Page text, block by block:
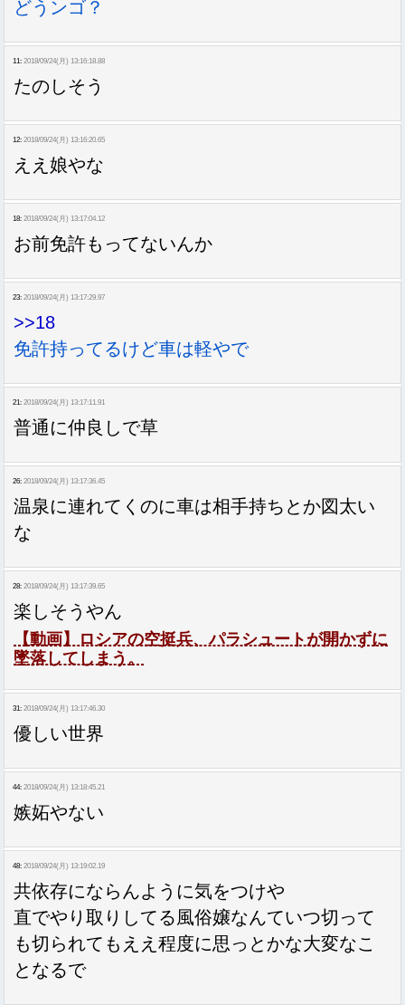
どうンゴ？
11: 2018/09/24(月) 13:16:18.88
たのしそう
12: 2018/09/24(月) 13:16:20.65
ええ娘やな
18: 2018/09/24(月) 13:17:04.12
お前免許もってないんか
23: 2018/09/24(月) 13:17:29.97
>>18
免許持ってるけど車は軽やで
21: 2018/09/24(月) 13:17:11.91
普通に仲良しで草
26: 2018/09/24(月) 13:17:36.45
温泉に連れてくのに車は相手持ちとか図太い
な
28: 2018/09/24(月) 13:17:39.65
楽しそうやん
【動画】ロシアの空挺兵、パラシュートが開かずに
墜落してしまう。
31: 2018/09/24(月) 13:17:46.30
優しい世界
44: 2018/09/24(月) 13:18:45.21
嫉妬やない
48: 2018/09/24(月) 13:19:02.19
共依存にならんように気をつけや
直でやり取りしてる風俗嬢なんていつ切って
も切られてもええ程度に思っとかな大変なこ
となるで